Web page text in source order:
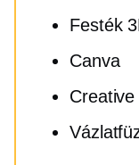
Festék
Canva